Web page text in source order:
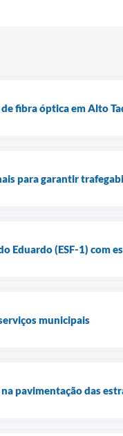
fibra óptica em Alto
para garantir
Eduardo (ESF-1) com
municipais
pavimentação das